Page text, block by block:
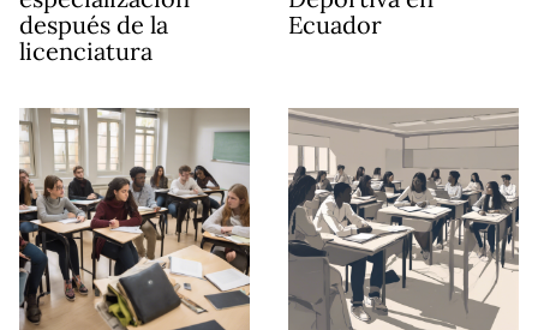
después de la
licenciatura
Ecuador